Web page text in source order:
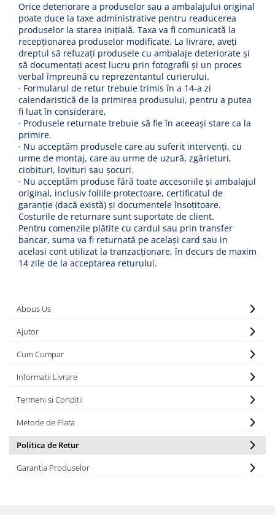
Orice deteriorare a produselor sau a ambalajului original
poate duce la taxe administrative pentru readucerea
produselor la starea inițială. Taxa va fi comunicată la
recepționarea produselor modificate. La livrare, aveți
dreptul să refuzați produsele cu ambalaje deteriorate și
să documentați acest lucru prin fotografii și un proces
verbal împreună cu reprezentantul curierului.
· Formularul de retur trebuie trimis în a 14-a zi
calendaristică de la primirea produsului, pentru a putea
fi luat în considerare,
· Produsele returnate trebuie să fie în aceeași stare ca la
primire.
· Nu acceptăm produsele care au suferit intervenți, cu
urme de montaj, care au urme de uzură, zgârieturi,
ciobituri, lovituri sau șocuri.
· Nu acceptăm produse fără toate accesoriile și ambalajul
original, inclusiv foliile protectoare, certificatul de
garanție (dacă există) și documentele însoțitoare.
Costurile de returnare sunt suportate de client.
Pentru comenzile plătite cu cardul sau prin transfer
bancar, suma va fi returnată pe același card sau in
acelasi cont utilizat la tranzacționare, în decurs de maxim
14 zile de la acceptarea returului.
Abous Us
Ajutor
Cum Cumpar
Informatii Livrare
Termeni si Conditii
Metode de Plata
Politica de Retur
Garantia Produselor